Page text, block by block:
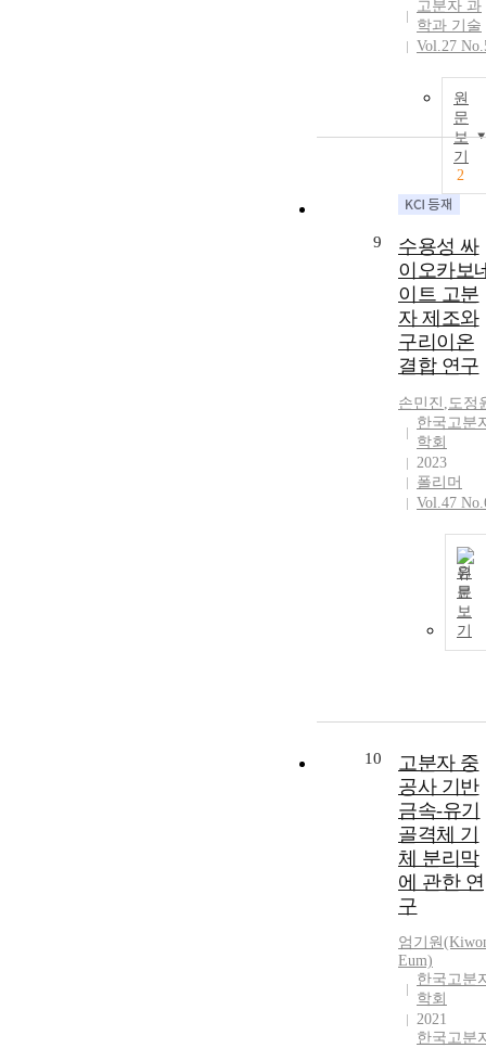
고분자 과
학과 기술
Vol.27
원
문
보
기
2
9
수용성 싸
이오카보
이트 고분
자 제조와
구리이온
결합 연구
손민진 ,도정
한국고분
학회
2023
폴리머
Vol.47
원
문
보
기
10
고분자 중
공사 기반
금속-유기
골격체 기
체 분리막
에 관한 연
구
엄기원
Eum)
한국고분
학회
2021
한국고분